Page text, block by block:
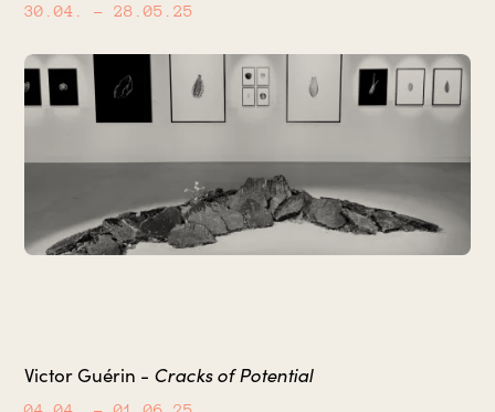
30.04. – 28.05.25
Victor Guérin - Cracks of Potential